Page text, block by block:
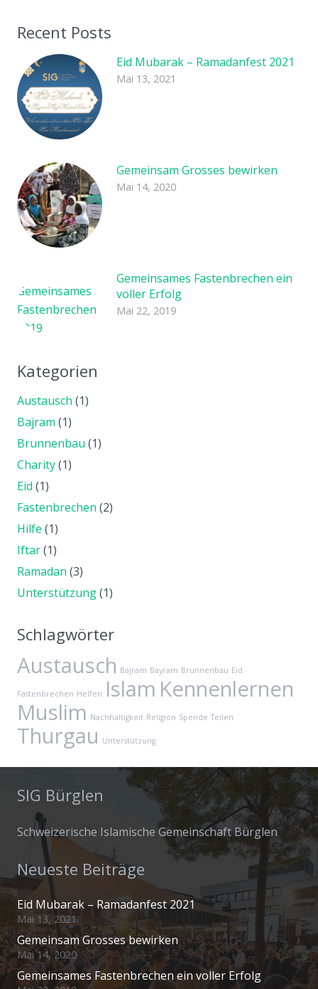
Recent Posts
Eid Mubarak – Ramadanfest 2021
Mai 13, 2021
Gemeinsam Grosses bewirken
Mai 14, 2020
Gemeinsames Fastenbrechen ein
voller Erfolg
Mai 22, 2019
Kategorien
Austausch (1)
Bajram (1)
Brunnenbau (1)
Charity(1)
Eid (1)
Fastenbrechen (2)
Hilfe (1)
Iftar(1)
Ramadan (3)
Unterstützung(1)
Schlagwörter
Austausch Bajram Bayram Brunnenbau Eid
Fastenbrechen Helfen Islam Kennenlernen
Muslim Nachhaltigkeit Religion Spende Teilen
Thurgau Unterstützung
SIG Bürglen
Schweizerische Islamische Gemeinschaft Bürglen
Neueste Beiträge
Eid Mubarak – Ramadanfest 2021
Mai 13, 2021
Gemeinsam Grosses bewirken
Mai 14, 2020
Gemeinsames Fastenbrechen ein voller Erfolg